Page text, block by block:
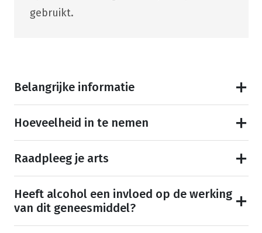
gebruikt.
Belangrijke informatie
Hoeveelheid in te nemen
Raadpleeg je arts
Heeft alcohol een invloed op de werking
van dit geneesmiddel?